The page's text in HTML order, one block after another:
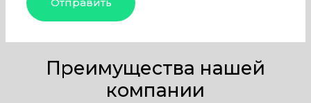
Преимущества нашей
компании